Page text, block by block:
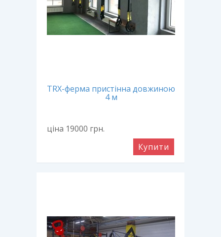
TRX-ферма пристінна довжиною
4 м
ціна 19000 грн.
Купити